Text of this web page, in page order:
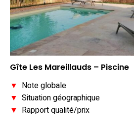
Gîte Les Mareillauds – Piscine
▼ Note globale
▼ Situation géographique
▼ Rapport qualité/prix